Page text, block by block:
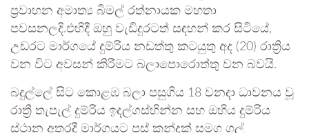
ප්‍රවාහන අමාත්‍ය බිමල් රත්නායක මහතා
පවසනලදි.එහිදී ඔහු වැඩිදුරටත් සඳහන් කර සිටියේ,
උඩරට මාර්ගයේ දුම්රිය නඩත්තු කටයුතු අද (20) රාත්‍රිය
වන විට අවසන් කිරීමට බලාපොරොත්තු වන බවයි.
බදුල්ලේ සිට කොළඹ බලා පසුගිය 18 වනදා ධාවනය වූ
රාත්‍රී තැපැල් දුම්රිය ඉදල්ගස්හින්න සහ ඔහිය දුම්රිය
ස්ථාන අතරදී මාර්ගයට පස් කන්දක් සමග ගල්